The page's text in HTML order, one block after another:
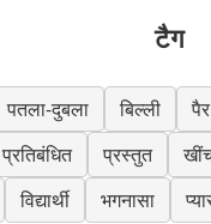
टैग
पतला-दुबला बिल्ली पैर
प्रतिबंधित प्रस्तुत
विद्यार्थी भगनासा